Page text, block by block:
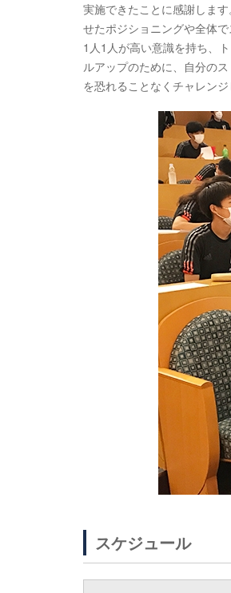
実施できたことに感謝しま
せたポジショニングや全体
1人1人が高い意識を持ち、
ルアップのために、自分の
を恐れることなくチャレンジ
スケジュール